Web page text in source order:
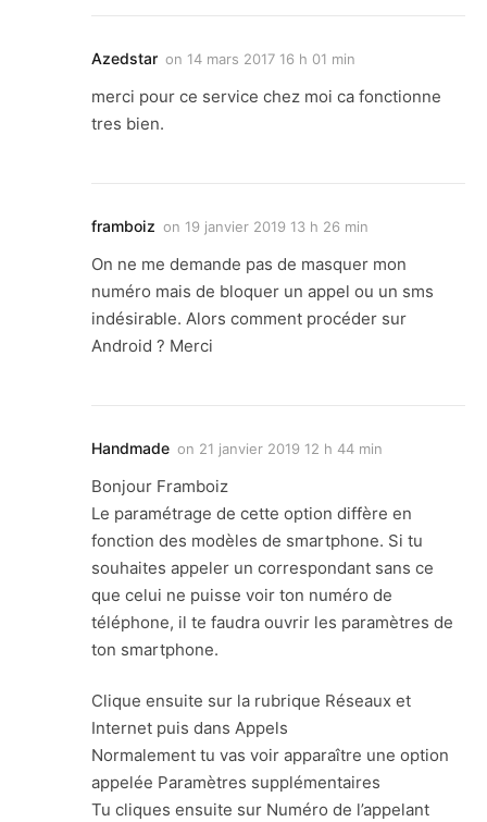
Azedstar on 14 mars 2017 16 h 01 min
merci pour ce service chez moi ca fonctionne
tres bien.
framboiz on 19 janvier 2019 13 h 26 min
On ne me demande pas de masquer mon
numéro mais de bloquer un appel ou un sms
indésirable. Alors comment procéder sur
Android ? Merci
Handmade on 21 janvier 2019 12 h 44 min
Bonjour Framboiz
Le paramétrage de cette option diffère en
fonction des modèles de smartphone. Si tu
souhaites appeler un correspondant sans ce
que celui ne puisse voir ton numéro de
téléphone, il te faudra ouvrir les paramètres de
ton smartphone.
Clique ensuite sur la rubrique Réseaux et
Internet puis dans Appels
Normalement tu vas voir apparaître une option
appelée Paramètres supplémentaires
Tu cliques ensuite sur Numéro de l’appelant